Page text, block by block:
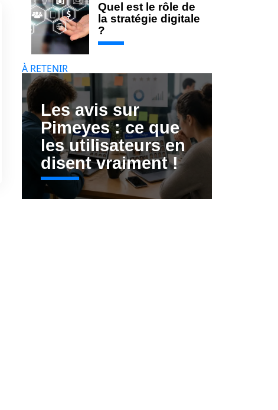
Quel est le rôle de
la stratégie digitale
?
À RETENIR
Les avis sur
Pimeyes : ce que
les utilisateurs en
disent vraiment !